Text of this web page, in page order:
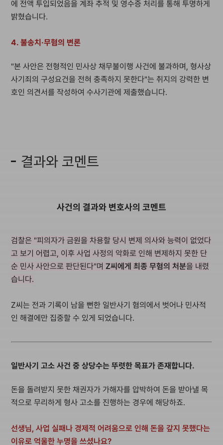
에 전액 투입되었음을 계좌 추적 및 영수증 처리를 통해 투명하게
밝혔습니다.
4. 불송치·무혐의 변론
"본 사안은 전형적인 민사상 채무불이행 사건에 불과하며, 형사상
사기죄의 구성요건을 전혀 충족하지 못한다"는 취지의 강력한 변
호인 의견서를 작성하여 수사기관에 제출했습니다.
결과와 코멘트
사건의 결과와 변호사의 코멘트
검찰은 "피의자가 금원을 차용할 당시 변제 의사와 능력이 없었다
고 보기 어렵고, 이후 사업 사정의 악화로 인해 변제하지 못한 단
순 민사 사안으로 판단된다"며Z씨에게 최종 무혐의 처분을 내렸
습니다.
Z씨는 전과 기록이 남을 뻔한 일반사기 혐의에서 벗어나 민사적
인 해결에만 집중할 수 있게 되었습니다.
일반사기 고소 사건 중 상당수는 뚜렷한 목표가 존재합니다.
돈을 돌려받지 못한 채권자가 가해자를 압박하여 돈을 받아낼 목
적으로 무리하게 형사 고소를 진행하는 경우에 해당하죠.
선생님, 사업 실패나 경제적 어려움으로 인해 돈을 갚지 못했다는
이유로 억울한 누명을 쓰셨나요?